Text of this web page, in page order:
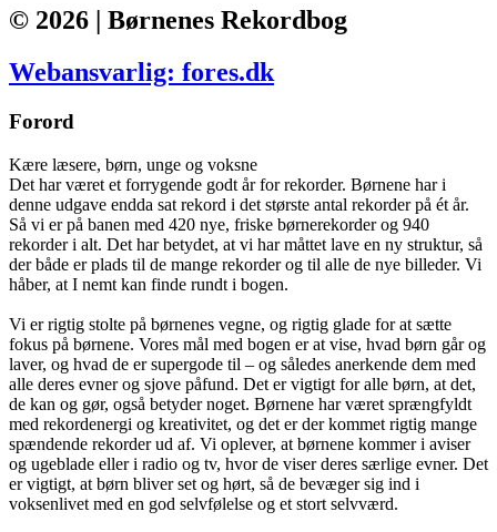
© 2026 | Børnenes Rekordbog
Webansvarlig: fores.dk
Forord
Kære læsere, børn, unge og voksne
Det har været et forrygende godt år for rekorder. Børnene har i
denne udgave endda sat rekord i det største antal rekorder på ét år.
Så vi er på banen med 420 nye, friske børnerekorder og 940
rekorder i alt. Det har betydet, at vi har måttet lave en ny struktur, så
der både er plads til de mange rekorder og til alle de nye billeder. Vi
håber, at I nemt kan finde rundt i bogen.
Vi er rigtig stolte på børnenes vegne, og rigtig glade for at sætte
fokus på børnene. Vores mål med bogen er at vise, hvad børn går og
laver, og hvad de er supergode til – og således anerkende dem med
alle deres evner og sjove påfund. Det er vigtigt for alle børn, at det,
de kan og gør, også betyder noget. Børnene har været sprængfyldt
med rekordenergi og kreativitet, og det er der kommet rigtig mange
spændende rekorder ud af. Vi oplever, at børnene kommer i aviser
og ugeblade eller i radio og tv, hvor de viser deres særlige evner. Det
er vigtigt, at børn bliver set og hørt, så de bevæger sig ind i
voksenlivet med en god selvfølelse og et stort selvværd.